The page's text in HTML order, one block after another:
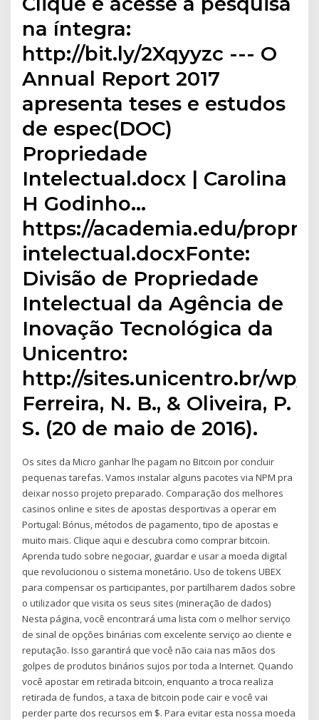
na íntegra:
http://bit.ly/2Xqyyzc --- O
Annual Report 2017
apresenta teses e estudos
de espec(DOC)
Propriedade
Intelectual.docx | Carolina
H Godinho…
https://academia.edu/
intelectual.docxFonte:
Divisão de Propriedade
Intelectual da Agência de
Inovação Tecnológica da
Unicentro:
http://sites.unicentro.br/wp/
Ferreira, N. B., & Oliveira, P.
S. (20 de maio de 2016).
Os sites da Micro ganhar lhe pagam no Bitcoin por concluir
pequenas tarefas. Vamos instalar alguns pacotes via NPM pra
deixar nosso projeto preparado. Comparação dos melhores
casinos online e sites de apostas desportivas a operar em
Portugal: Bónus, métodos de pagamento, tipo de apostas e
muito mais. Clique aqui e descubra como comprar bitcoin.
Aprenda tudo sobre negociar, guardar e usar a moeda digital
que revolucionou o sistema monetário. Uso de tokens UBEX
para compensar os participantes, por partilharem dados sobre
o utilizador que visita os seus sites (mineração de dados)
Nesta página, você encontrará uma lista com o melhor serviço
de sinal de opções binárias com excelente serviço ao cliente e
reputação. Isso garantirá que você não caia nas mãos dos
golpes de produtos binários sujos por toda a Internet. Quando
você apostar em retirada bitcoin, enquanto a troca realiza
retirada de fundos, a taxa de bitcoin pode cair e você vai
perder parte dos recursos em $. Para evitar esta nossa moeda